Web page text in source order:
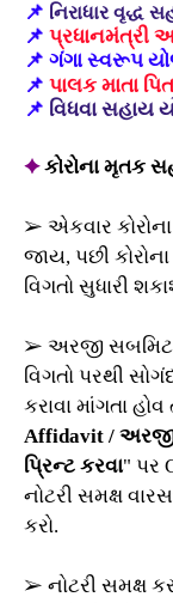
📌 નિરાધાર વૃદ્ધ
📌 પ્રધાનમંત્રી
📌 ગંગા સ્વરૂપ
📌 પાલક માતા
📌 વિધવા સહાય
✦કોરોના મૃતક
➢ એકવાર
જાય, પછી
વિગતો સુધારી
➢ અરજી સબમિટ
વિગતો પરથી
કરાવા માંગતા હોવ
Affidavit /
પ્રિન્ટ કરવા" પર
નોટરી સમક્ષ
કરો.
➢ નોટરી સમક્ષ